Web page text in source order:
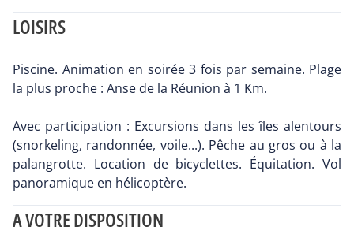
LOISIRS
Piscine. Animation en soirée 3 fois par semaine. Plage
la plus proche : Anse de la Réunion à 1 Km.
Avec participation : Excursions dans les îles alentours
(snorkeling, randonnée, voile...). Pêche au gros ou à la
palangrotte. Location de bicyclettes. Équitation. Vol
panoramique en hélicoptère.
A VOTRE DISPOSITION